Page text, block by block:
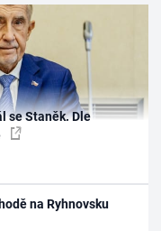
se Staněk. Dle
na Ryhnovsku